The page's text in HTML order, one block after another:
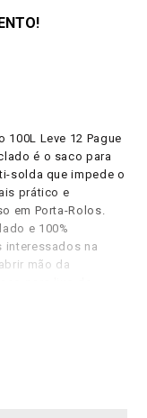
100L Leve 12 Pague
é o saco para
solda que impede o
prático e
em Porta-Rolos.
e 100%
interessados na
mão da
Edição
amarrar, ideal